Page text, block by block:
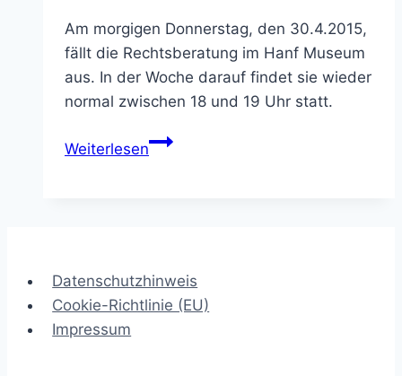
Am morgigen Donnerstag, den 30.4.2015,
fällt die Rechtsberatung im Hanf Museum
aus. In der Woche darauf findet sie wieder
normal zwischen 18 und 19 Uhr statt.
Weiterlesen30.4.2015:
Datenschutzhinweis
Cookie-Richtlinie (EU)
Impressum